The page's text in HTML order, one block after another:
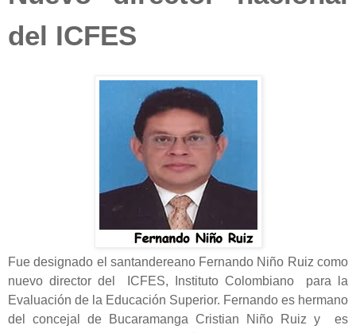
del ICFES
Fue designado el santandereano Fernando Niño Ruiz como
nuevo director del ICFES, Instituto Colombiano para la
Evaluación de la Educación Superior. Fernando es hermano
del concejal de Bucaramanga Cristian Niño Ruiz y es